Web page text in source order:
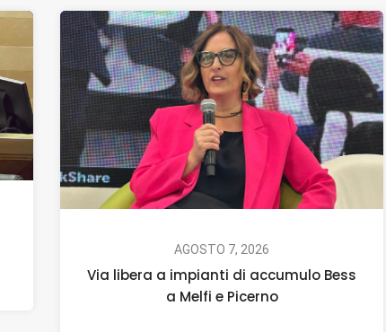
AGOSTO 7, 2026
Via libera a impianti di accumulo Bess
a Melfi e Picerno